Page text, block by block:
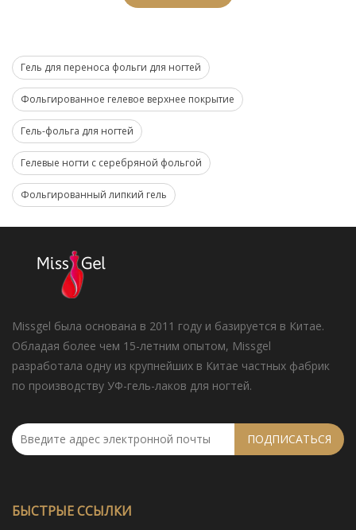
Гель для переноса фольги для ногтей
Фольгированное гелевое верхнее покрытие
Гель-фольга для ногтей
Гелевые ногти с серебряной фольгой
Фольгированный липкий гель
Missgel была основана в 2011 году и базируется в Китае.
Обладая более чем 15-летним опытом, Missgel
разработала одну из крупнейших в Китае частных фабрик
по производству УФ-гель-лаков для ногтей.
ПОДПИСАТЬСЯ
БЫСТРЫЕ ССЫЛКИ